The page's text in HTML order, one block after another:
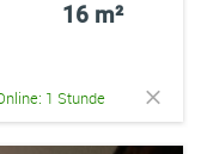
16 m²
1 Stunde